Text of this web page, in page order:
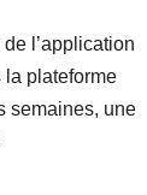
l’application
la plateforme
semaines, une